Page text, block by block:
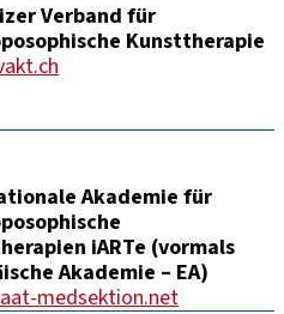
Verband für
Kunsttherapie
Akademie für
iARTe (vormals
Akademie – EA)
medsektion.net